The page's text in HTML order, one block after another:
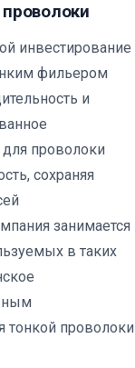
инвестирование
фильером
и
проволоки
сохраняя
занимается
в таких
тонкой проволоки